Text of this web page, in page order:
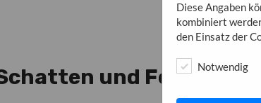
und Fokus für
Diese Angaben
kombiniert
den Einsatz der
Notwendig